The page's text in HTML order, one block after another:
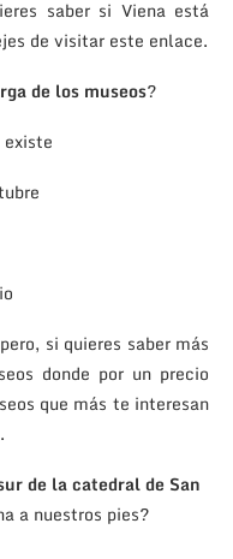
saber si Viena está
de visitar este enlace.
de los museos?
existe
si quieres saber más
donde por un precio
que más te interesan
.
de la catedral de San
a nuestros pies?